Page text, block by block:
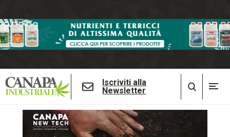
Iscriviti alla
Newsletter